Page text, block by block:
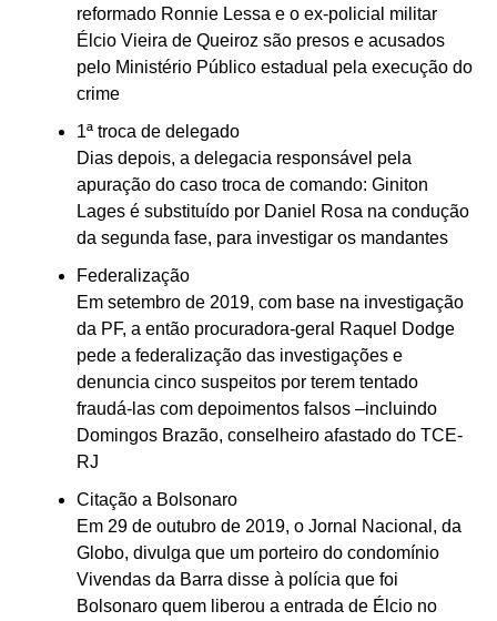
reformado Ronnie Lessa e o ex-policial militar
Élcio Vieira de Queiroz são presos e acusados
pelo Ministério Público estadual pela execução do
crime
1ª troca de delegado
Dias depois, a delegacia responsável pela
apuração do caso troca de comando: Giniton
Lages é substituído por Daniel Rosa na condução
da segunda fase, para investigar os mandantes
Federalização
Em setembro de 2019, com base na investigação
da PF, a então procuradora-geral Raquel Dodge
pede a federalização das investigações e
denuncia cinco suspeitos por terem tentado
fraudá-las com depoimentos falsos –incluindo
Domingos Brazão, conselheiro afastado do TCE-
RJ
Citação a Bolsonaro
Em 29 de outubro de 2019, o Jornal Nacional, da
Globo, divulga que um porteiro do condomínio
Vivendas da Barra disse à polícia que foi
Bolsonaro quem liberou a entrada de Élcio no